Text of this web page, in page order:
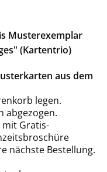
Musterexemplar
(Kartentrio)
aus dem
legen.
abgezogen.
mit Gratis-
nächste Bestellung.